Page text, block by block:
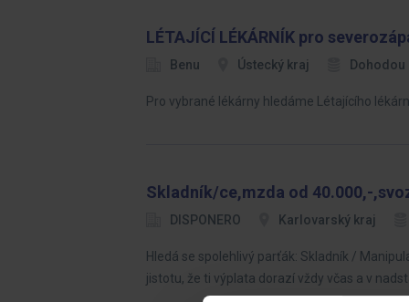
LÉTAJÍCÍ LÉKÁRNÍK pro
Benu Ústecký kraj Dohodou
Pro vybrané lékárny hledáme Létajícího
Skladník/ce,mzda od 40.000,-
DISPONERO Karlovarský kraj
Hledá se spolehlivý parťák: Skladník /
jistotu, že ti výplata dorazí vždy včas a v